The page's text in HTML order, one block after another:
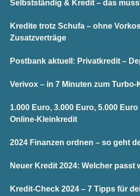
Selbstständig & Kredit – das
Kredite trotz Schufa – ohne
Zusatzverträge
Postbank aktuell: Privatkredit –
Verivox – in 7 Minuten zum Turbo-
1.000 Euro, 3.000 Euro, 5.000
Online-Kleinkredit
2024 Finanzen ordnen – so geht
Neuer Kredit 2024: Welcher passt
Kredit-Check 2024 – 7 Tipps für